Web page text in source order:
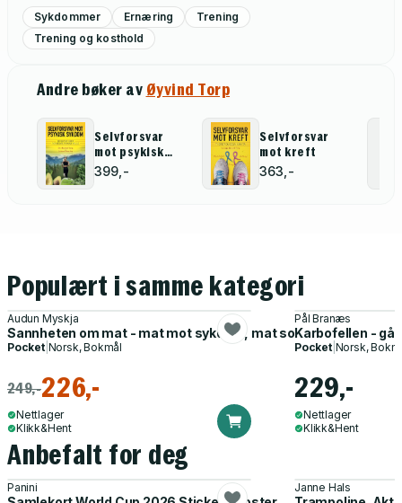
Sykdommer Ernæring
Trening
Trening og kosthold
Andre bøker av Øyvind Torp
Selvforsvar
mot psykisk
sykdom
399,-
Selvforsvar
mot kreft
363,-
Populært i samme kategori
Audun Myskja
Sannheten om mat - mat mot sykdom, mat som gir
Pocket| Norsk, Bokmål
249,-226,-
Nettlager
Klikk&Hent
Pål Branæs
Karbofellen - gå
Pocket| Norsk,
229,-
Nettlager
Klikk&Hent
Anbefalt for deg
Panini Janne Hals